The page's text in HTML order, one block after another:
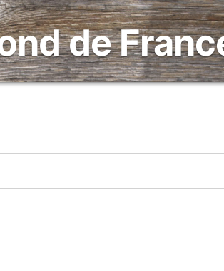
de